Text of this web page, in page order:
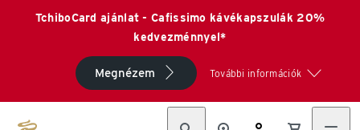
TchiboCard ajánlat - Cafissimo kávékapszulák 20%
kedvezménnyel*
Megnézem További információk